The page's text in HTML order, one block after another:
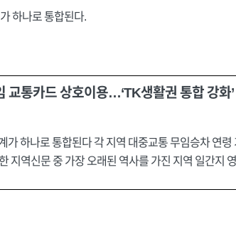
하나로 통합된다.
교통카드 상호이용…‘TK생활권 통합 강화
하나로 통합된다 각 지역 대중교통 무임승차 연
지역신문 중 가장 오래된 역사를 가진 지역 일간지